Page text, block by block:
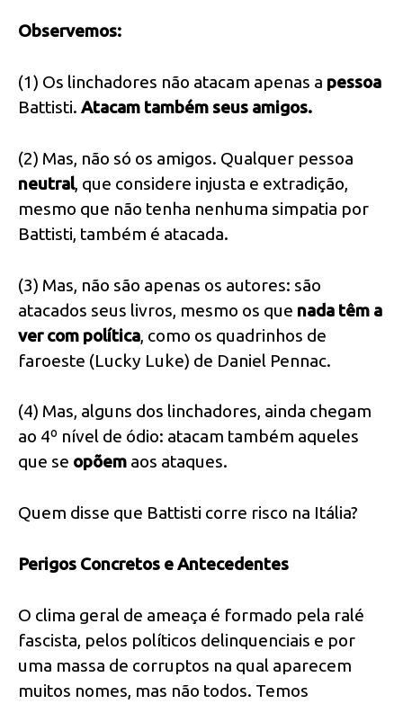
Observemos:
(1) Os linchadores não atacam apenas a pessoa
Battisti. Atacam também seus amigos.
(2) Mas, não só os amigos. Qualquer pessoa
neutral, que considere injusta e extradição,
mesmo que não tenha nenhuma simpatia por
Battisti, também é atacada.
(3) Mas, não são apenas os autores: são
atacados seus livros, mesmo os que nada têm a
ver com política, como os quadrinhos de
faroeste (Lucky Luke) de Daniel Pennac.
(4) Mas, alguns dos linchadores, ainda chegam
ao 4º nível de ódio: atacam também aqueles
que se opõem aos ataques.
Quem disse que Battisti corre risco na Itália?
Perigos Concretos e Antecedentes
O clima geral de ameaça é formado pela ralé
fascista, pelos políticos delinquenciais e por
uma massa de corruptos na qual aparecem
muitos nomes, mas não todos. Temos